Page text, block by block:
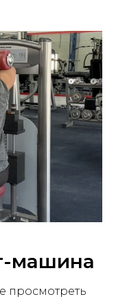
машина
просмотреть